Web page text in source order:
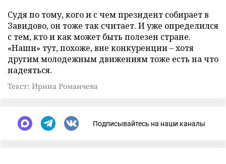
Судя по тому, кого и с чем президент собирает в
Завидово, он тоже так считает. И уже определился
с тем, кто и как может быть полезен стране.
«Наши» тут, похоже, вне конкуренции – хотя
другим молодежным движениям тоже есть на что
надеяться.
Текст: Ирина Романчева
Подписывайтесь на наши каналы